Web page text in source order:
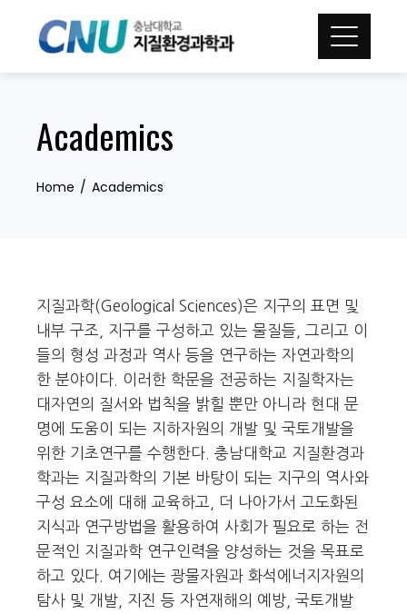
Academics
Home Academics
지질과학(Geological Sciences)은 지구의 표면 및
내부 구조, 지구를 구성하고 있는 물질들, 그리고 이
들의 형성 과정과 역사 등을 연구하는 자연과학의
한 분야이다. 이러한 학문을 전공하는 지질학자는
대자연의 질서와 법칙을 밝힐 뿐만 아니라 현대 문
명에 도움이 되는 지하자원의 개발 및 국토개발을
위한 기초연구를 수행한다. 충남대학교 지질환경과
학과는 지질과학의 기본 바탕이 되는 지구의 역사와
구성 요소에 대해 교육하고, 더 나아가서 고도화된
지식과 연구방법을 활용하여 사회가 필요로 하는 전
문적인 지질과학 연구인력을 양성하는 것을 목표로
하고 있다. 여기에는 광물자원과 화석에너지자원의
탐사 및 개발, 지진 등 자연재해의 예방, 국토개발